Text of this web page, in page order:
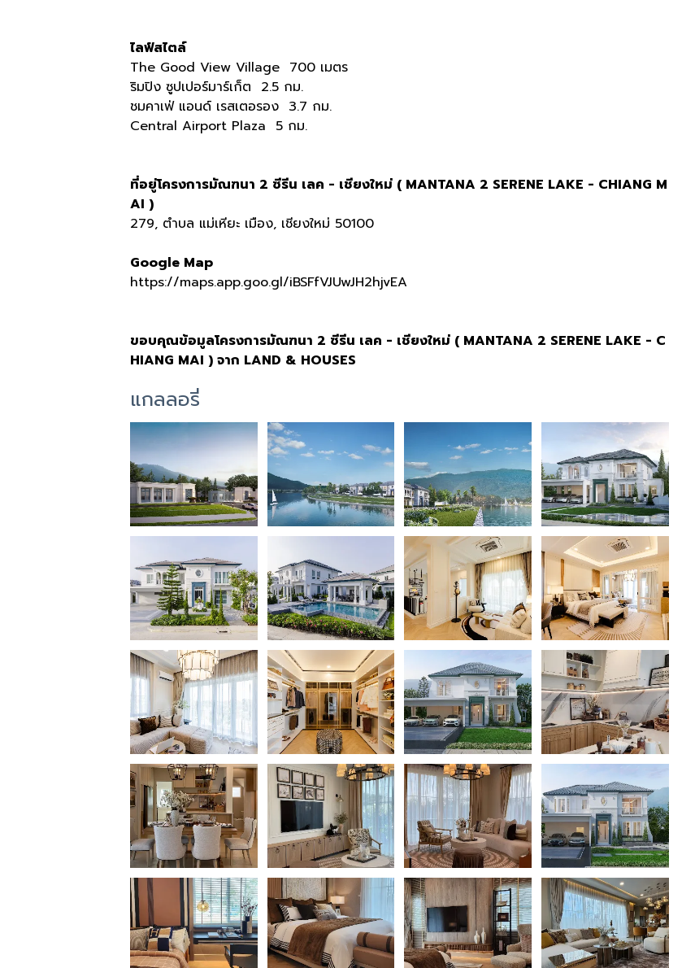
ไลฟ์สไตล์
The Good View Village 700 เมตร
ริมปิง ซูปเปอร์มาร์เก็ต 2.5 กม.
ชมคาเฟ่ แอนด์ เรสเตอรอง 3.7 กม.
Central Airport Plaza 5 กม.
ที่อยู่โครงการมัณฑนา 2 ซีรีน เลค - เชียงใหม่ ( MANTANA 2 SERENE LAKE - CHIANG M
AI )
279, ตำบล แม่เหียะ เมือง, เชียงใหม่ 50100
Google Map
https://maps.app.goo.gl/iBSFfVJUwJH2hjvEA
ขอบคุณข้อมูลโครงการมัณฑนา 2 ซีรีน เลค - เชียงใหม่ ( MANTANA 2 SERENE LAKE - C
HIANG MAI ) จาก LAND & HOUSES
แกลลอรี่